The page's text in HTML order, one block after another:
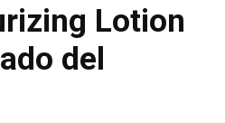
Lotion
del